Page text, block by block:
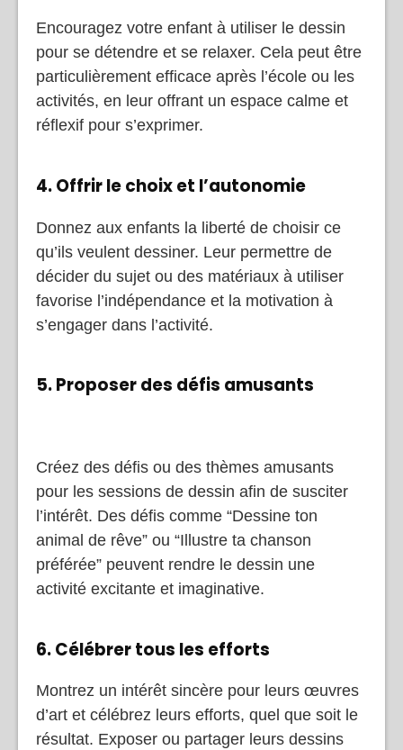
Encouragez votre enfant à utiliser le dessin
pour se détendre et se relaxer. Cela peut être
particulièrement efficace après l’école ou les
activités, en leur offrant un espace calme et
réflexif pour s’exprimer.
4. Offrir le choix et l’autonomie
Donnez aux enfants la liberté de choisir ce
qu’ils veulent dessiner. Leur permettre de
décider du sujet ou des matériaux à utiliser
favorise l’indépendance et la motivation à
s’engager dans l’activité.
5. Proposer des défis amusants
Créez des défis ou des thèmes amusants
pour les sessions de dessin afin de susciter
l’intérêt. Des défis comme “Dessine ton
animal de rêve” ou “Illustre ta chanson
préférée” peuvent rendre le dessin une
activité excitante et imaginative.
6. Célébrer tous les efforts
Montrez un intérêt sincère pour leurs œuvres
d’art et célébrez leurs efforts, quel que soit le
résultat. Exposer ou partager leurs dessins